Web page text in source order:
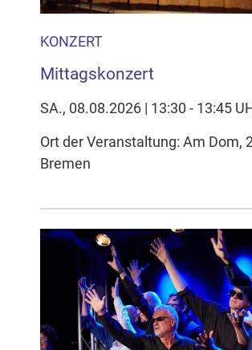
KONZERT
Mittagskonzert
SA., 08.08.2026 | 13:30 - 13:45
Ort der Veranstaltung: Am Dom,
Bremen